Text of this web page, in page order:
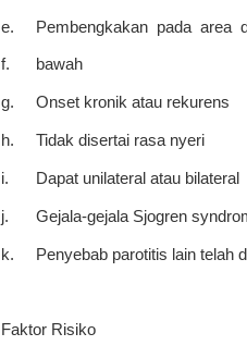
e. Pembengkakan pada area
f. bawah
g. Onset kronik atau rekurens
h. Tidak disertai rasa nyeri
i. Dapat unilateral atau bilateral
j. Gejala-gejala Sjogren
k. Penyebab parotitis lain telah
Faktor Risiko